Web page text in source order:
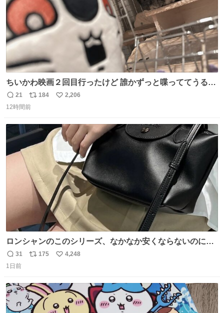
ちいかわ映画２回目行ったけど 誰かずっと喋っててうるさ
かった 許せねえ
返
信
21
リ
ポ
ト
184
い
数
2,206
12時間前
ロンシャンのこのシリーズ、なかなか安くならないのにセ
ール価格になってる🖤✨レザーなのが反則級にかわいい。
持ってるだけでコーデが格上げされる。
返
信
31
リ
ト
数
175
い
数
4,248
1日前